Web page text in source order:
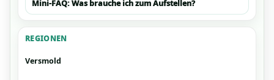
Mini-FAQ: Was brauche ich zum Aufstellen?
REGIONEN
Versmold